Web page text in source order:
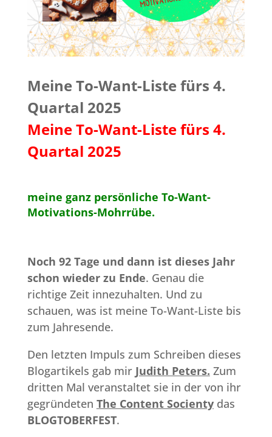
Meine To-Want-Liste fürs 4.
Quartal 2025
Meine To-Want-Liste fürs 4.
Quartal 2025
meine ganz persönliche To-Want-
Motivations-Mohrrübe.
Noch 92 Tage und dann ist dieses Jahr
schon wieder zu Ende. Genau die
richtige Zeit innezuhalten. Und zu
schauen, was ist meine To-Want-Liste bis
zum Jahresende.
Den letzten Impuls zum Schreiben dieses
Blogartikels gab mir Judith Peters. Zum
dritten Mal veranstaltet sie in der von ihr
gegründeten The Content Socientydas
BLOGTOBERFEST.